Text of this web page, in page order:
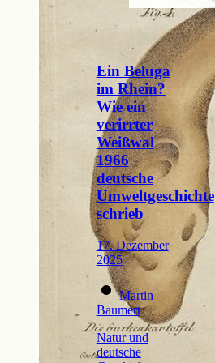
Ein Beluga
im Rhein?
Wie ein
verirrter
Weißwal
1966
deutsche
Umweltgeschichte
schrieb
17. Dezember
2025
Martin
Baumert
Natur und
deutsche